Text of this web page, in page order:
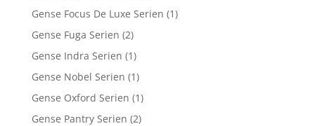
Gense Focus De Luxe Serien (1)
Gense Fuga Serien (2)
Gense Indra Serien (1)
Gense Nobel Serien (1)
Gense Oxford Serien (1)
Gense Pantry Serien (2)